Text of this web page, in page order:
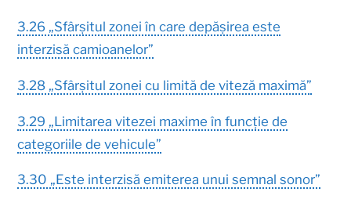
3.26 „Sfârșitul zonei în care depășirea este
interzisă camioanelor”
3.28 „Sfârșitul zonei cu limită de viteză maximă”
3.29 „Limitarea vitezei maxime în funcție de
categoriile de vehicule”
3.30 „Este interzisă emiterea unui semnal sonor”